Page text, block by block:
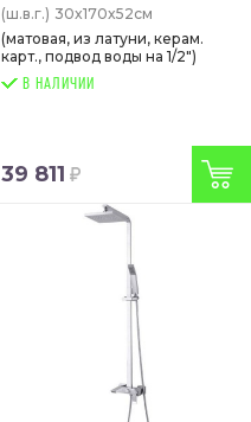
(ш.в.г.) 30x170x52см
(матовая, из латуни, керам.
карт., подвод воды на 1/2")
В НАЛИЧИИ
39 811